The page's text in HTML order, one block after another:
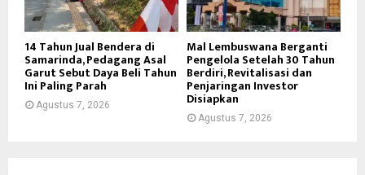
14 Tahun Jual Bendera di
Samarinda, Pedagang Asal
Garut Sebut Daya Beli Tahun
Ini Paling Parah
Agustus 7, 2026
Mal Lembuswana Berganti
Pengelola Setelah 30 Tahun
Berdiri, Revitalisasi dan
Penjaringan Investor
Disiapkan
Agustus 7, 2026